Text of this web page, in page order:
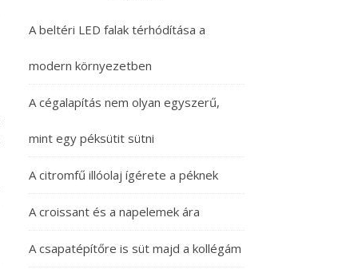
A beltéri LED falak térhódítása a
modern környezetben
A cégalapítás nem olyan egyszerű,
mint egy péksütit sütni
A citromfű illóolaj ígérete a péknek
A croissant és a napelemek ára
A csapatépítőre is süt majd a kollégám